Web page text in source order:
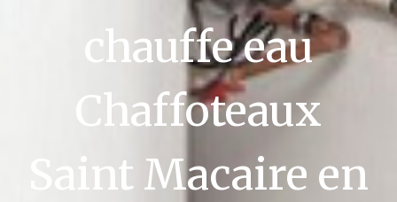
chauffe eau
Chaffoteaux
Saint Macaire en